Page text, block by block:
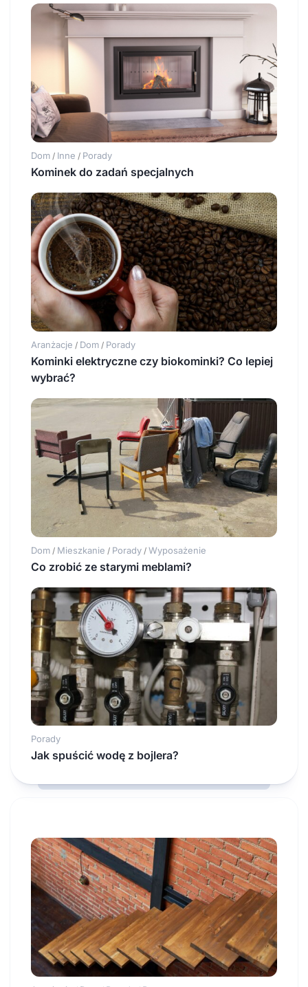
Dom / Inne / Porady
Kominek do zadań specjalnych
Aranżacje / Dom / Porady
Kominki elektryczne czy biokominki? Co lepiej
wybrać?
Dom / Mieszkanie / Porady / Wyposażenie
Co zrobić ze starymi meblami?
Porady
Jak spuścić wodę z bojlera?